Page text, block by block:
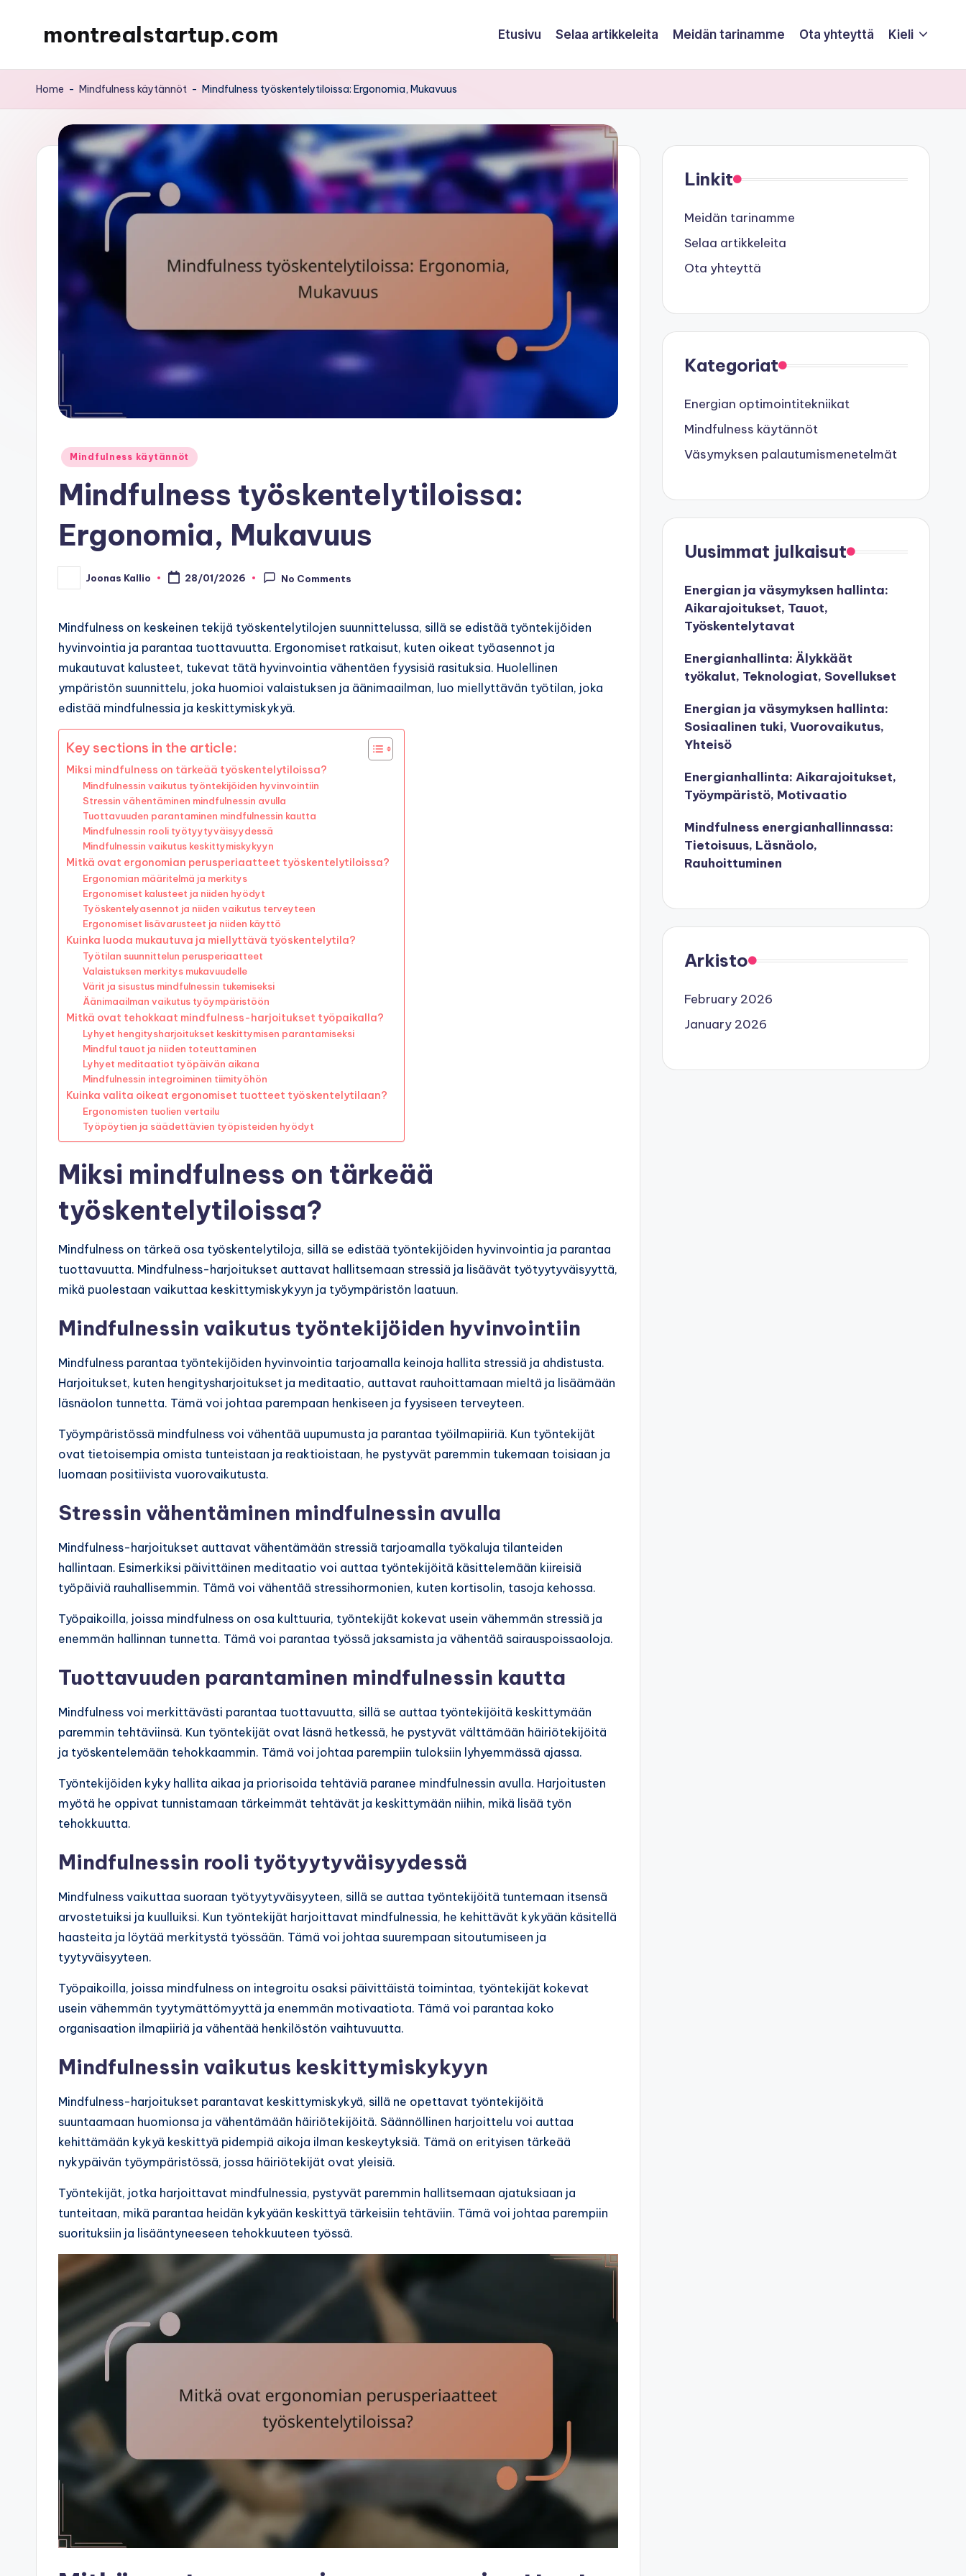
montrealstartup.com Etusivu Selaa artikkeleita Meidän tarinamme Ota yhteyttä Kieli
Home - Mindfulness käytännöt - Mindfulness työskentelytiloissa: Ergonomia, Mukavuus
Posted
Mindfulness käytännöt
Mindfulness työskentelytiloissa:
Ergonomia, Mukavuus
Posted
by
Joonas Kallio 28/01/2026 No Comments
Mindfulness on keskeinen tekijä työskentelytilojen suunnittelussa, sillä se edistää työntekijöiden
hyvinvointia ja parantaa tuottavuutta. Ergonomiset ratkaisut, kuten oikeat työasennot ja
mukautuvat kalusteet, tukevat tätä hyvinvointia vähentäen fyysisiä rasituksia. Huolellinen
ympäristön suunnittelu, joka huomioi valaistuksen ja äänimaailman, luo miellyttävän työtilan, joka
edistää mindfulnessia ja keskittymiskykyä.
Key sections in the article:
Miksi mindfulness on tärkeää työskentelytiloissa?
Mindfulnessin vaikutus työntekijöiden hyvinvointiin
Stressin vähentäminen mindfulnessin avulla
Tuottavuuden parantaminen mindfulnessin kautta
Mindfulnessin rooli työtyytyväisyydessä
Mindfulnessin vaikutus keskittymiskykyyn
Mitkä ovat ergonomian perusperiaatteet työskentelytiloissa?
Ergonomian määritelmä ja merkitys
Ergonomiset kalusteet ja niiden hyödyt
Työskentelyasennot ja niiden vaikutus terveyteen
Ergonomiset lisävarusteet ja niiden käyttö
Kuinka luoda mukautuva ja miellyttävä työskentelytila?
Työtilan suunnittelun perusperiaatteet
Valaistuksen merkitys mukavuudelle
Värit ja sisustus mindfulnessin tukemiseksi
Äänimaailman vaikutus työympäristöön
Mitkä ovat tehokkaat mindfulness-harjoitukset työpaikalla?
Lyhyet hengitysharjoitukset keskittymisen parantamiseksi
Mindful tauot ja niiden toteuttaminen
Lyhyet meditaatiot työpäivän aikana
Mindfulnessin integroiminen tiimityöhön
Kuinka valita oikeat ergonomiset tuotteet työskentelytilaan?
Ergonomisten tuolien vertailu
Työpöytien ja säädettävien työpisteiden hyödyt
Miksi mindfulness on tärkeää
työskentelytiloissa?
Mindfulness on tärkeä osa työskentelytiloja, sillä se edistää työntekijöiden hyvinvointia ja parantaa
tuottavuutta. Mindfulness-harjoitukset auttavat hallitsemaan stressiä ja lisäävät työtyytyväisyyttä,
mikä puolestaan vaikuttaa keskittymiskykyyn ja työympäristön laatuun.
Mindfulnessin vaikutus työntekijöiden hyvinvointiin
Mindfulness parantaa työntekijöiden hyvinvointia tarjoamalla keinoja hallita stressiä ja ahdistusta.
Harjoitukset, kuten hengitysharjoitukset ja meditaatio, auttavat rauhoittamaan mieltä ja lisäämään
läsnäolon tunnetta. Tämä voi johtaa parempaan henkiseen ja fyysiseen terveyteen.
Työympäristössä mindfulness voi vähentää uupumusta ja parantaa työilmapiiriä. Kun työntekijät
ovat tietoisempia omista tunteistaan ja reaktioistaan, he pystyvät paremmin tukemaan toisiaan ja
luomaan positiivista vuorovaikutusta.
Stressin vähentäminen mindfulnessin avulla
Mindfulness-harjoitukset auttavat vähentämään stressiä tarjoamalla työkaluja tilanteiden
hallintaan. Esimerkiksi päivittäinen meditaatio voi auttaa työntekijöitä käsittelemään kiireisiä
työpäiviä rauhallisemmin. Tämä voi vähentää stressihormonien, kuten kortisolin, tasoja kehossa.
Työpaikoilla, joissa mindfulness on osa kulttuuria, työntekijät kokevat usein vähemmän stressiä ja
enemmän hallinnan tunnetta. Tämä voi parantaa työssä jaksamista ja vähentää sairauspoissaoloja.
Tuottavuuden parantaminen mindfulnessin kautta
Mindfulness voi merkittävästi parantaa tuottavuutta, sillä se auttaa työntekijöitä keskittymään
paremmin tehtäviinsä. Kun työntekijät ovat läsnä hetkessä, he pystyvät välttämään häiriötekijöitä
ja työskentelemään tehokkaammin. Tämä voi johtaa parempiin tuloksiin lyhyemmässä ajassa.
Työntekijöiden kyky hallita aikaa ja priorisoida tehtäviä paranee mindfulnessin avulla. Harjoitusten
myötä he oppivat tunnistamaan tärkeimmät tehtävät ja keskittymään niihin, mikä lisää työn
tehokkuutta.
Mindfulnessin rooli työtyytyväisyydessä
Mindfulness vaikuttaa suoraan työtyytyväisyyteen, sillä se auttaa työntekijöitä tuntemaan itsensä
arvostetuiksi ja kuulluiksi. Kun työntekijät harjoittavat mindfulnessia, he kehittävät kykyään käsitellä
haasteita ja löytää merkitystä työssään. Tämä voi johtaa suurempaan sitoutumiseen ja
tyytyväisyyteen.
Työpaikoilla, joissa mindfulness on integroitu osaksi päivittäistä toimintaa, työntekijät kokevat
usein vähemmän tyytymättömyyttä ja enemmän motivaatiota. Tämä voi parantaa koko
organisaation ilmapiiriä ja vähentää henkilöstön vaihtuvuutta.
Mindfulnessin vaikutus keskittymiskykyyn
Mindfulness-harjoitukset parantavat keskittymiskykyä, sillä ne opettavat työntekijöitä
suuntaamaan huomionsa ja vähentämään häiriötekijöitä. Säännöllinen harjoittelu voi auttaa
kehittämään kykyä keskittyä pidempiä aikoja ilman keskeytyksiä. Tämä on erityisen tärkeää
nykypäivän työympäristössä, jossa häiriötekijät ovat yleisiä.
Työntekijät, jotka harjoittavat mindfulnessia, pystyvät paremmin hallitsemaan ajatuksiaan ja
tunteitaan, mikä parantaa heidän kykyään keskittyä tärkeisiin tehtäviin. Tämä voi johtaa parempiin
suorituksiin ja lisääntyneeseen tehokkuuteen työssä.
Linkit
Meidän tarinamme
Selaa artikkeleita
Ota yhteyttä
Kategoriat
Energian optimointitekniikat
Mindfulness käytännöt
Väsymyksen palautumismenetelmät
Uusimmat julkaisut
Energian ja väsymyksen hallinta:
Aikarajoitukset, Tauot,
Työskentelytavat
Energianhallinta: Älykkäät
työkalut, Teknologiat, Sovellukset
Energian ja väsymyksen hallinta:
Sosiaalinen tuki, Vuorovaikutus,
Yhteisö
Energianhallinta: Aikarajoitukset,
Työympäristö, Motivaatio
Mindfulness energianhallinnassa:
Tietoisuus, Läsnäolo,
Rauhoittuminen
Arkisto
February 2026
January 2026